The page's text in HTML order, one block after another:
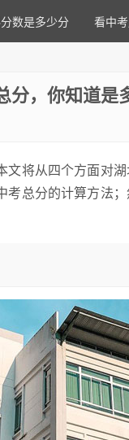
数是多少分 看中
，你知道是
将从四个方面对
总分的计算方法